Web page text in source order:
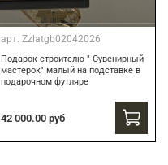
арт. Zzlatgb02042026
Подарок строителю " Сувенирный
мастерок" малый на подставке в
подарочном футляре
42 000.00 руб